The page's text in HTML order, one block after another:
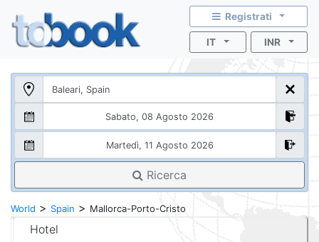
Registrati
IT INR
Ricerca
World > Spain > Mallorca-Porto-Cristo
Hotel